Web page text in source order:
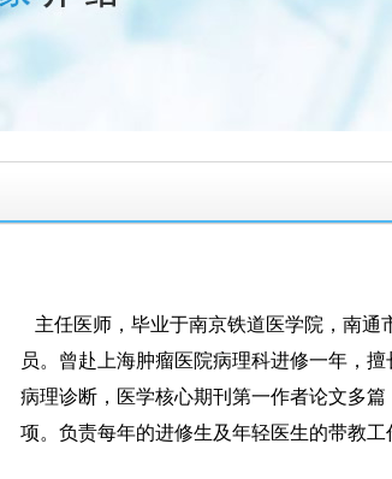
主任医师，毕业于南京铁道医学院，南通
员。曾赴上海肿瘤医院病理科进修一年，
病理诊断，医学核心期刊第一作者论文多
项。负责每年的进修生及年轻医生的带教工